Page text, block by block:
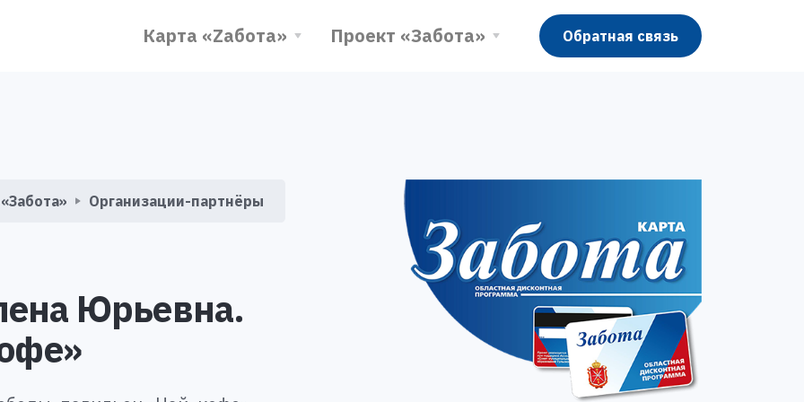
Обратная связь
Карта «Zабота» Проект «Забота»
Организации-партнёры
Юрьевна.